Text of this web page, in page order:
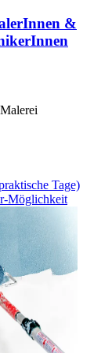
&
Tage)
Möglichkeit